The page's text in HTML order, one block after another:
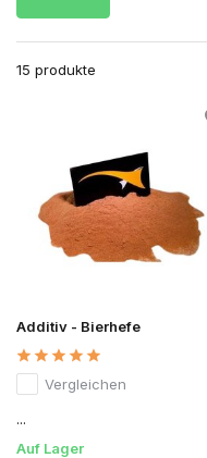
15 produkte
Additiv - Bierhefe
Vergleichen
...
Auf Lager